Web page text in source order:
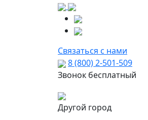
Связаться с нами
8 (800) 2-501-509
Звонок бесплатный
Другой город